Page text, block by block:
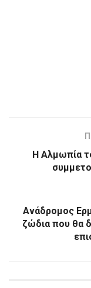
Η Αλμωπία
Ανάδρομος
ζώδια που θα